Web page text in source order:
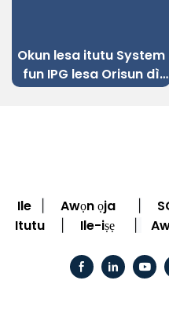
Okun lesa itutu System
fun IPG lesa Orisun dì
Irin Okun lesa Ige
Ile Awọn ọja
Itutu
Ile-iṣẹ